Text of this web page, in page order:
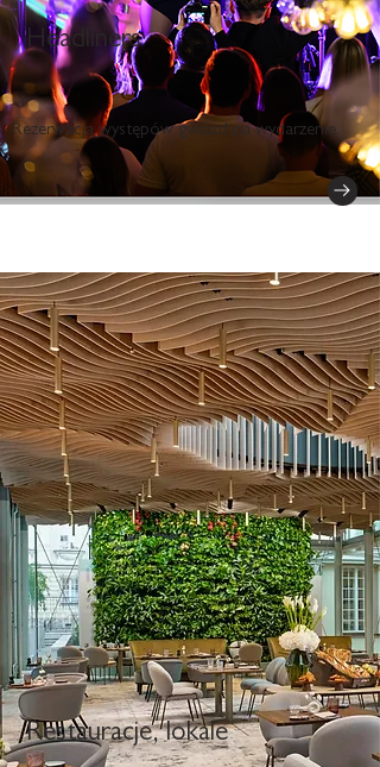
Headliners
Rezerwacja występów gwiazd na wydarzenie.
Restauracje, lokale